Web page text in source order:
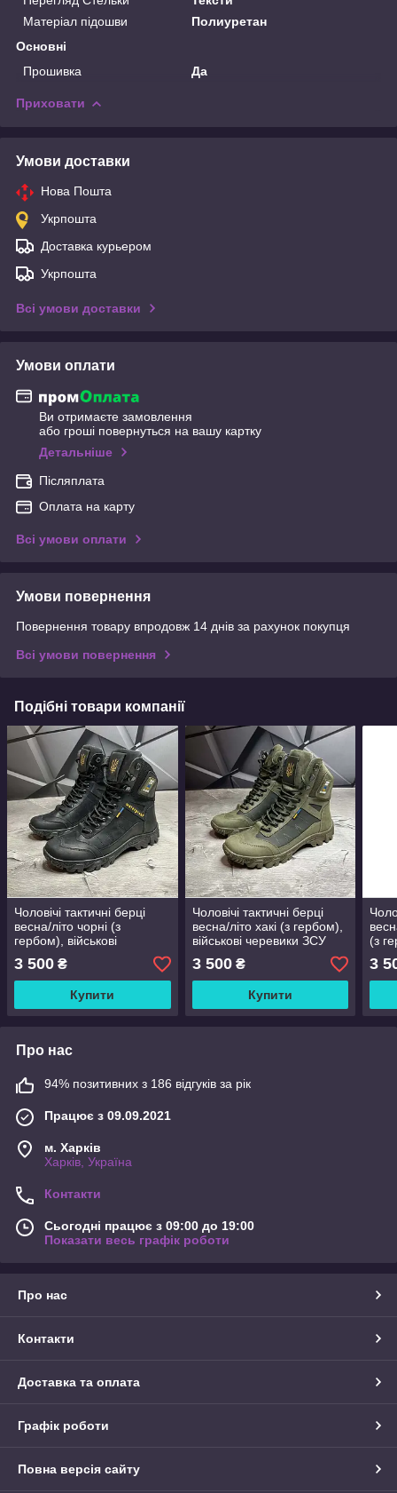
Матеріал підошви
Полиуретан
Основні
Прошивка
Да
Приховати
Умови доставки
Нова Пошта
Укрпошта
Доставка курьером
Укрпошта
Всі умови доставки
Умови оплати
Ви отримаєте замовлення
або гроші повернуться на вашу картку
Детальніше
Післяплата
Оплата на карту
Всі умови оплати
Умови повернення
Повернення товару впродовж 14 днів за рахунок покупця
Всі умови повернення
Подібні товари компанії
Чоловічі тактичні берці
весна/літо чорні (з
гербом), військові
черевики ЗСУ армійські,
розмір 40 41 42 43 44 45
46
3 500 ₴
Купити
Чоловічі тактичні берці
весна/літо хакі (з гербом),
військові черевики ЗСУ
армійські, розмір 40 41 42
43 44 45 46
3 500₴
Купити
(з
46
3
Про нас
94% позитивних з 186 відгуків за рік
Працює з 09.09.2021
м. Харків
Харків, Україна
Контакти
Сьогодні працює з 09:00 до 19:00
Показати весь графік роботи
Про нас
Контакти
Доставка та оплата
Графік роботи
Повна версія сайту